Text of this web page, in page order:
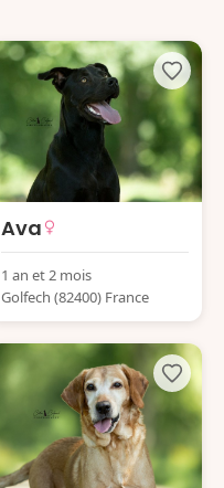
Ava
1 an et 2 mois
Golfech (82400) France